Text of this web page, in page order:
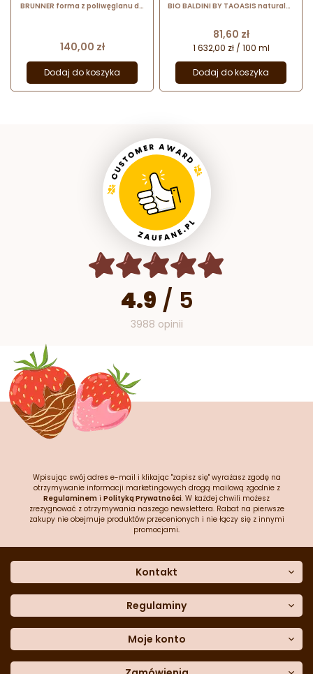
BRUNNER forma z poliwęglanu do
Cena
140,00 zł
Dodaj do koszyka
BIO BALDINI BY TAOASIS naturalny
eterycznego
Cena
81,60 zł
1 632,00 zł / 100 ml
Dodaj do koszyka
4.9 / 5
3988 opinii
Wpisując swój adres e-mail i klikając "zapisz się" wyrażasz zgodę na
otrzymywanie informacji marketingowych drogą mailową zgodnie z
Regulaminem i Polityką Prywatności. W każdej chwili możesz
zrezygnować z otrzymywania naszego newslettera. Rabat na pierwsze
zakupy nie obejmuje produktów przecenionych i nie łączy się z innymi
promocjami.
Kontakt
Dane kontaktowe
Często zadawane pytania
Sklep stacjonarny
Formularz kontaktowy
Blog
Regulaminy
Polityka prywatności
Polityka cookies
Polityka reklamacji
Moje konto